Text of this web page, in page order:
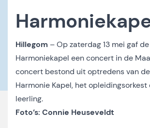
Hillegom – Op zaterdag 13 mei gaf
Harmoniekapel een concert in de
concert bestond uit optredens van
Harmonie Kapel, het opleidingsorkest
leerling.
Foto’s: Connie Heuseveldt